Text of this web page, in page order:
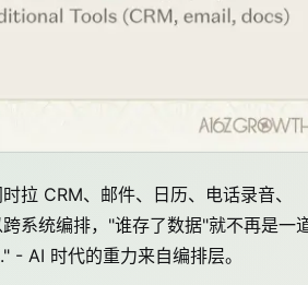
拉 CRM、邮件、日历、电话录音、
系统编排，"谁存了数据"就不再是一
AI 时代的重力来自编排层。